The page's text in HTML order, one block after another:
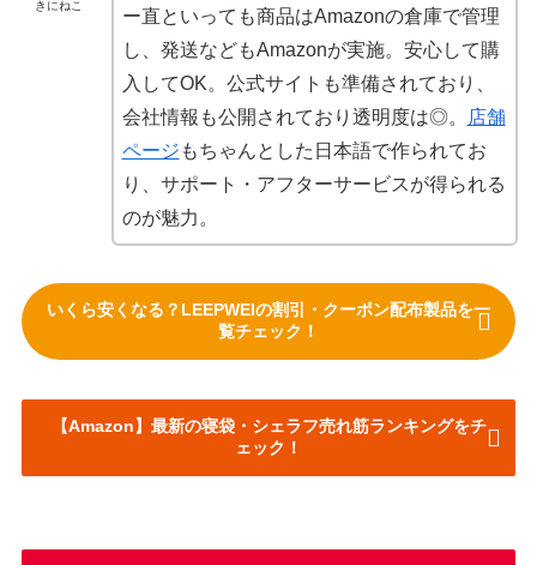
きにねこ
ー直といっても商品はAmazonの倉庫で管理
し、発送などもAmazonが実施。安心して購
入してOK。公式サイトも準備されており、
会社情報も公開されており透明度は◎。
店舗
ページ もちゃんとした日本語で作られてお
り、サポート・アフターサービスが得られる
のが魅力。
いくら安くなる？LEEPWEIの割引・クーポン配布製品を一
覧チェック！
【Amazon】最新の寝袋・シェラフ売れ筋ランキングをチ
ェック！